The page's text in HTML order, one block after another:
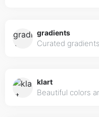
gradients
Curated
klart
Beautiful colors